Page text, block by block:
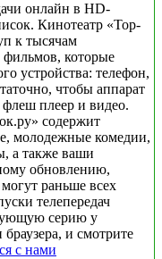
онлайн в HD-
Кинотеатр «Top-
к тысячам
которые
устройства: телефон,
чтобы аппарат
плеер и видео.
содержит
молодежные комедии,
а также ваши
обновлению,
раньше всех
телепередач
серию у
браузера, и смотрите
с нами